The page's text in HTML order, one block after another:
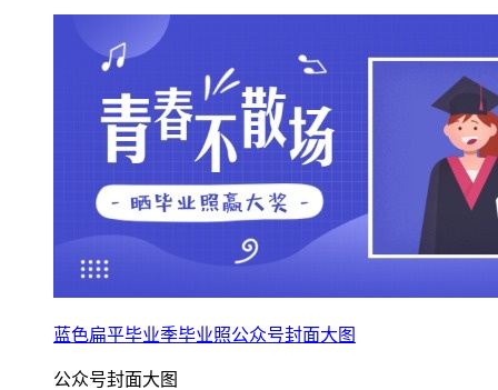
蓝色扁平毕业季毕业照公众号封面大图
公众号封面大图